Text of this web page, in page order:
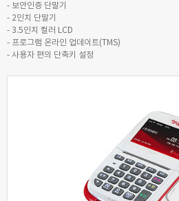
- 보안인증 단말기
- 2인치 단말기
- 3.5인치 컬러 LCD
- 프로그램 온라인 업데이트(TMS)
- 사용자 편의 단축키 설정